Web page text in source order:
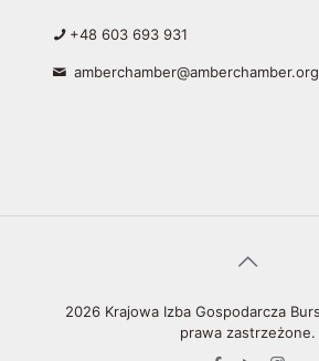
+48 603 693 931
2026 Krajowa Izba Gospodarcza
prawa zastrzeżone.